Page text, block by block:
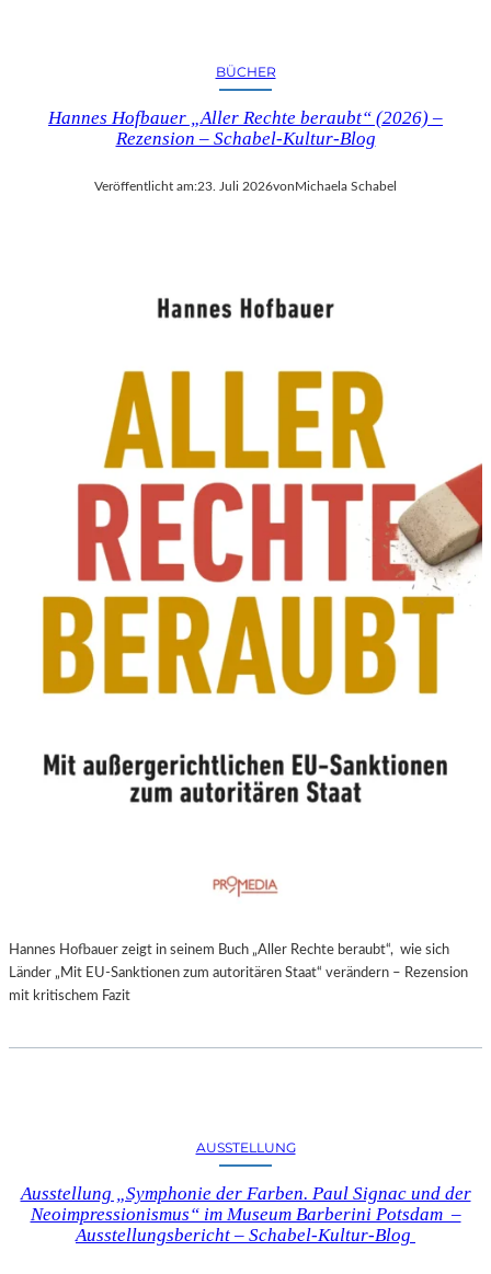
BÜCHER
Hannes Hofbauer „Aller Rechte beraubt“ (2026) –
Rezension – Schabel-Kultur-Blog
Veröffentlicht am:23. Juli 2026vonMichaela Schabel
Hannes Hofbauer zeigt in seinem Buch „Aller Rechte beraubt“, wie sich
Länder „Mit EU-Sanktionen zum autoritären Staat“ verändern – Rezension
mit kritischem Fazit
AUSSTELLUNG
Ausstellung „Symphonie der Farben. Paul Signac und der
Neoimpressionismus“ im Museum Barberini Potsdam –
Ausstellungsbericht – Schabel-Kultur-Blog